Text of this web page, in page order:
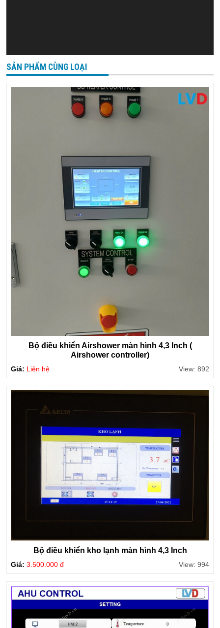
SẢN PHẨM CÙNG LOẠI
Bộ điều khiển Airshower màn hình 4,3 Inch (
Airshower controller)
Giá: Liên hệ View: 892
Bộ điều khiển kho lạnh màn hình 4,3 Inch
Giá: 3.500.000 đ View: 994